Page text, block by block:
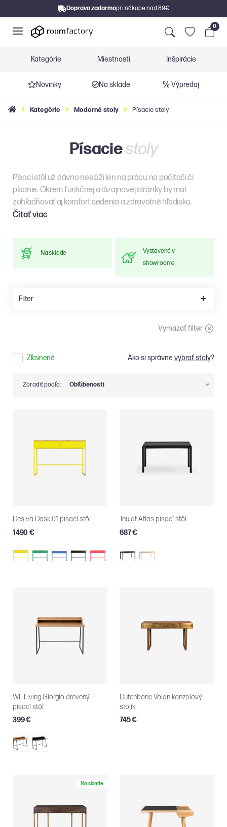
Doprava zadarmopri nákupe nad 89€
0
Kategórie Miestnosti Inšpirácie
Novinky Na sklade Výpredaj
Kategórie Moderné stoly Písacie stoly
Písaciestoly
Písací stôl už dávno neslúži len na prácu na počítači či
písanie. Okrem funkčnej a dizajnovej stránky by mal
zohľadňovať aj komfort sedenia a zdravotné hľadisko.
Čítať viac
Na sklade
Vystavené v
showroome
Filter
Vymazať filter
Zľavnené Ako si správnevybrať stoly?
Zoradiť podľa: Obľúbenosti
Desiva Dask 01 písací stôl
1490 €
Teulat Atlas písací stôl
687 €
WL-Living Giorgio drevený
písací stôl
399 €
Dutchbone Volan konzolový
stolík
745 €
Na sklade